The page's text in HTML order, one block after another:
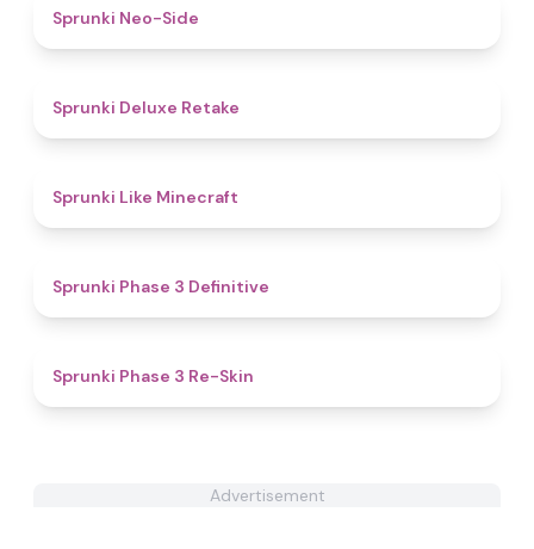
Sprunki Neo-Side
Sprunki Deluxe Retake
Sprunki Like Minecraft
Sprunki Phase 3 Definitive
Sprunki Phase 3 Re-Skin
Advertisement